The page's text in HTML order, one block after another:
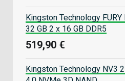
Kingston Technology
32 GB 2 x 16 GB DDR5
519,90 €
Kingston Technology NV3